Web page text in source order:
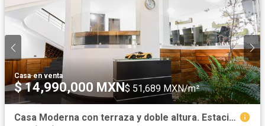
Casa·en venta
$ 14,990,000 MXN$ 51,689 MXN/m²
Casa Moderna con terraza y doble altura. Estacionamiento hasta para 6 coches.Jardines del Sol.